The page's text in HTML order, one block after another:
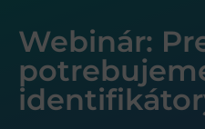
Webinár: